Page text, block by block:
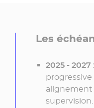
Les
2025 - 2027 :
progressive
alignement
supervision.